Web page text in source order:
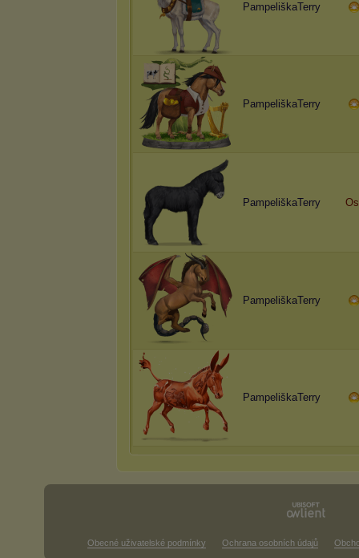
PampeliškaTerry
PampeliškaTerry
PampeliškaTerry
PampeliškaTerry
PampeliškaTerry
Obecné uživatelské podmínky Ochrana osobních údajů